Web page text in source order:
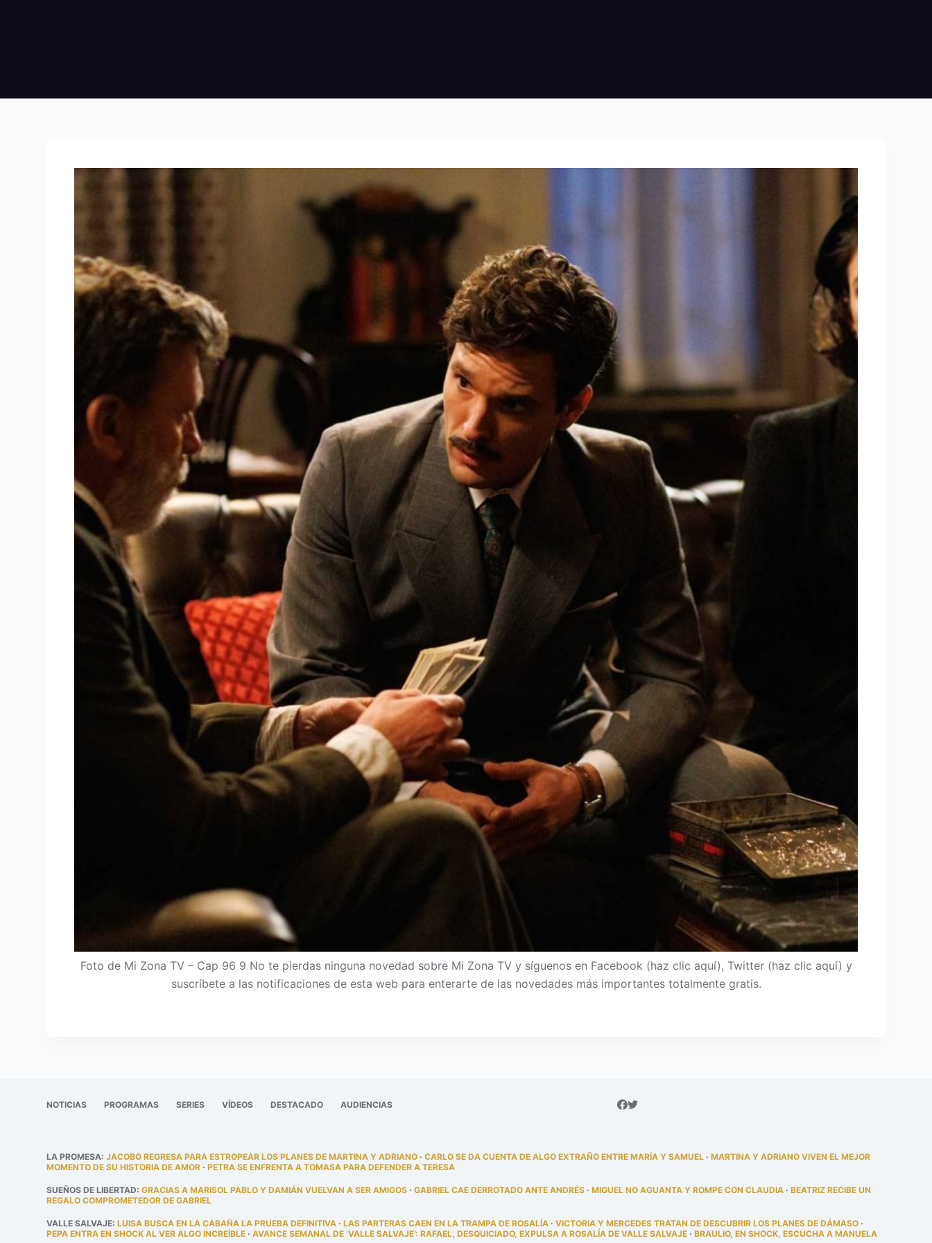
Foto de Mi Zona TV – Cap 96 9 No te pierdas ninguna novedad sobre Mi Zona TV y síguenos en Facebook (haz clic aquí), Twitter (haz clic aquí) y
suscríbete a las notificaciones de esta web para enterarte de las novedades más importantes totalmente gratis.
NOTICIAS PROGRAMAS SERIES VÍDEOS DESTACADO AUDIENCIAS
LA PROMESA:JACOBO REGRESA PARA ESTROPEAR LOS PLANES DE MARTINA Y ADRIANO ·CARLO SE DA CUENTA DE ALGO EXTRAÑO ENTRE MARÍA Y SAMUEL ·MARTINA Y ADRIANO VIVEN EL MEJOR
MOMENTO DE SU HISTORIA DE AMOR ·PETRA SE ENFRENTA A TOMASA PARA DEFENDER A TERESA
SUEÑOS DE LIBERTAD:GRACIAS A MARISOL PABLO Y DAMIÁN VUELVAN A SER AMIGOS ·GABRIEL CAE DERROTADO ANTE ANDRÉS ·MIGUEL NO AGUANTA Y ROMPE CON CLAUDIA ·BEATRIZ RECIBE UN
REGALO COMPROMETEDOR DE GABRIEL
VALLE SALVAJE:LUISA BUSCA EN LA CABAÑA LA PRUEBA DEFINITIVA ·LAS PARTERAS CAEN EN LA TRAMPA DE ROSALÍA ·VICTORIA Y MERCEDES TRATAN DE DESCUBRIR LOS PLANES DE DÁMASO ·
PEPA ENTRA EN SHOCK AL VER ALGO INCREÍBLE ·AVANCE SEMANAL DE ‘VALLE SALVAJE’: RAFAEL, DESQUICIADO, EXPULSA A ROSALÍA DE VALLE SALVAJE ·BRAULIO, EN SHOCK, ESCUCHA A MANUELA